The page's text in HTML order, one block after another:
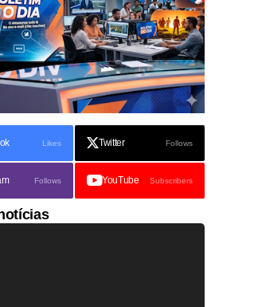
Likes Twitter Follows
Follows YouTube Subscribers